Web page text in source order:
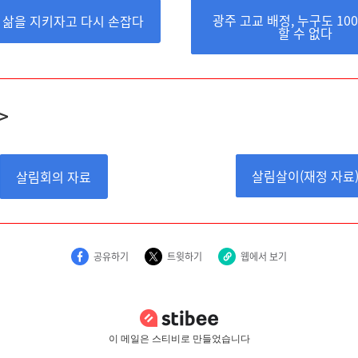
을 지키자고 다시 손잡다 광주 고교 배정, 누구도
할 수 없다
살림회의 자료 살림살이(재정 자료)
공유하기 트윗하기 웹에서 보기
이 메일은 스티비로 만들었습니다